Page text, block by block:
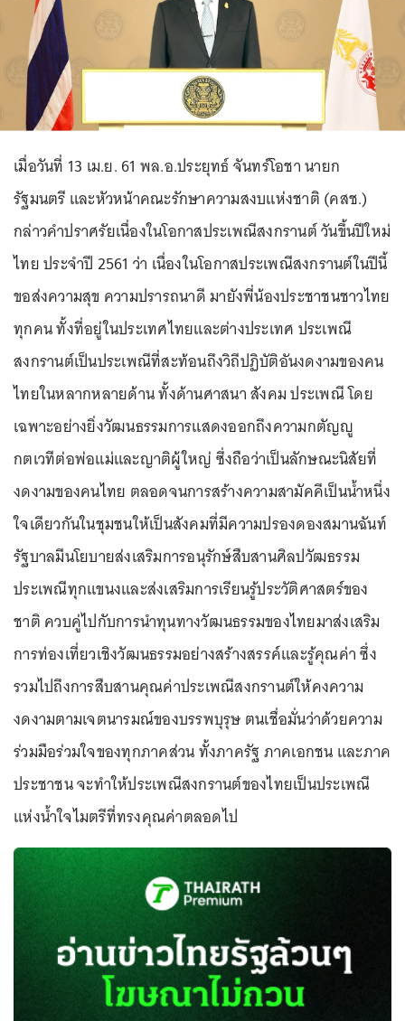
เมื่อวันที่ 13 เม.ย. 61 พล.อ.ประยุทธ์ จันทร์โอชา นายก
รัฐมนตรี และหัวหน้าคณะรักษาความสงบแห่งชาติ (คสช.)
กล่าวคำปราศรัยเนื่องในโอกาสประเพณีสงกรานต์ วันขึ้นปีใหม่
ไทย ประจำปี 2561 ว่า เนื่องในโอกาสประเพณีสงกรานต์ในปีนี้
ขอส่งความสุข ความปรารถนาดี มายังพี่น้องประชาชนชาวไทย
ทุกคน ทั้งที่อยู่ในประเทศไทยและต่างประเทศ ประเพณี
สงกรานต์เป็นประเพณีที่สะท้อนถึงวิถีปฏิบัติอันงดงามของคน
ไทยในหลากหลายด้าน ทั้งด้านศาสนา สังคม ประเพณี โดย
เฉพาะอย่างยิ่งวัฒนธรรมการแสดงออกถึงความกตัญญู
กตเวทีต่อพ่อแม่และญาติผู้ใหญ่ ซึ่งถือว่าเป็นลักษณะนิสัยที่
งดงามของคนไทย ตลอดจนการสร้างความสามัคคีเป็นน้ำหนึ่ง
ใจเดียวกันในชุมชนให้เป็นสังคมที่มีความปรองดองสมานฉันท์
รัฐบาลมีนโยบายส่งเสริมการอนุรักษ์สืบสานศิลปวัฒธรรม
ประเพณีทุกแขนงและส่งเสริมการเรียนรู้ประวัติศาสตร์ของ
ชาติ ควบคู่ไปกับการนำทุนทางวัฒนธรรมของไทยมาส่งเสริม
การท่องเที่ยวเชิงวัฒนธรรมอย่างสร้างสรรค์และรู้คุณค่า ซึ่ง
รวมไปถึงการสืบสานคุณค่าประเพณีสงกรานต์ให้คงความ
งดงามตามเจตนารมณ์ของบรรพบุรุษ ตนเชื่อมั่นว่าด้วยความ
ร่วมมือร่วมใจของทุกภาคส่วน ทั้งภาครัฐ ภาคเอกชน และภาค
ประชาชน จะทำให้ประเพณีสงกรานต์ของไทยเป็นประเพณี
แห่งน้ำใจไมตรีที่ทรงคุณค่าตลอดไป